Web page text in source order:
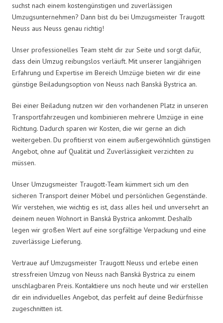
suchst nach einem kostengünstigen und zuverlässigen
Umzugsunternehmen? Dann bist du bei Umzugsmeister Traugott
Neuss aus Neuss genau richtig!
Unser professionelles Team steht dir zur Seite und sorgt dafür,
dass dein Umzug reibungslos verläuft. Mit unserer langjährigen
Erfahrung und Expertise im Bereich Umzüge bieten wir dir eine
günstige Beiladungsoption von Neuss nach Banská Bystrica an.
Bei einer Beiladung nutzen wir den vorhandenen Platz in unseren
Transportfahrzeugen und kombinieren mehrere Umzüge in eine
Richtung. Dadurch sparen wir Kosten, die wir gerne an dich
weitergeben. Du profitierst von einem außergewöhnlich günstigen
Angebot, ohne auf Qualität und Zuverlässigkeit verzichten zu
müssen.
Unser Umzugsmeister Traugott-Team kümmert sich um den
sicheren Transport deiner Möbel und persönlichen Gegenstände.
Wir verstehen, wie wichtig es ist, dass alles heil und unversehrt an
deinem neuen Wohnort in Banská Bystrica ankommt. Deshalb
legen wir großen Wert auf eine sorgfältige Verpackung und eine
zuverlässige Lieferung.
Vertraue auf Umzugsmeister Traugott Neuss und erlebe einen
stressfreien Umzug von Neuss nach Banská Bystrica zu einem
unschlagbaren Preis. Kontaktiere uns noch heute und wir erstellen
dir ein individuelles Angebot, das perfekt auf deine Bedürfnisse
zugeschnitten ist.